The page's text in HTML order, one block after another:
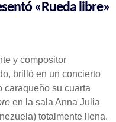
«Rueda libre»
y compositor
brilló en un concierto
caraqueño su cuarta
en la sala Anna Julia
totalmente llena.